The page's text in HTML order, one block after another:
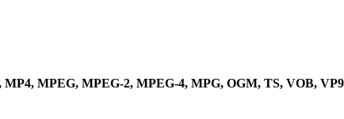
MPEG, MPEG-2, MPEG-4, MPG, OGM, TS, VOB,